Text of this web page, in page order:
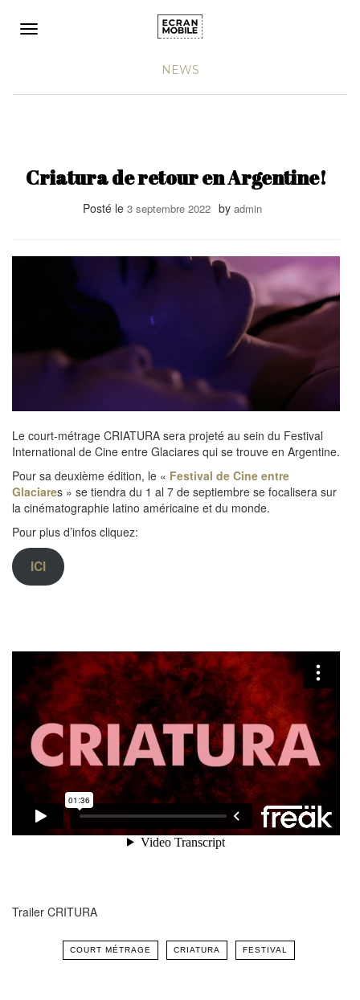
Ouvrir/fermer la navigation
NEWS
Criatura de retour en Argentine!
Posté le 3 septembre 2022 by admin
Le court-métrage CRIATURA sera projeté au sein du Festival
International de Cine entre Glaciares qui se trouve en Argentine.
Pour sa deuxième édition, le « Festival de Cine entre
Glaciares » se tiendra du 1 al 7 de septiembre se focalisera sur
la cinématographie latino américaine et du monde.
Pour plus d’infos cliquez:
ICI
Trailer CRITURA
COURT MÉTRAGE CRIATURA FESTIVAL